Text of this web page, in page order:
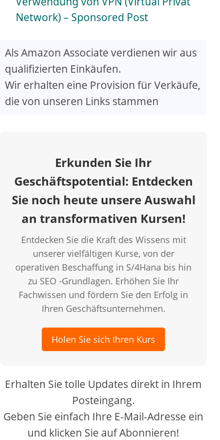
V
i
o
Network) – Sponsored Post
Als Amazon Associate verdienen wir aus
qualifizierten Einkäufen.
Wir erhalten eine Provision für Verkäufe,
die von unseren Links stammen
Erkunden Sie Ihr
Geschäftspotential: Entdecken
Sie noch heute unsere Auswahl
an transformativen Kursen!
Entdecken Sie die Kraft des Wissens mit
unserer vielfältigen Kurse, von der
operativen Beschaffung in S/4Hana bis hin
zu SEO -Grundlagen. Erhöhen Sie Ihr
Fachwissen und fördern Sie den Erfolg in
Ihren Geschäftsunternehmen.
Holen Sie sich Ihren Kurs
Erhalten Sie tolle Updates direkt in Ihrem
Posteingang.
Geben Sie einfach Ihre E-Mail-Adresse ein
und klicken Sie auf Abonnieren!